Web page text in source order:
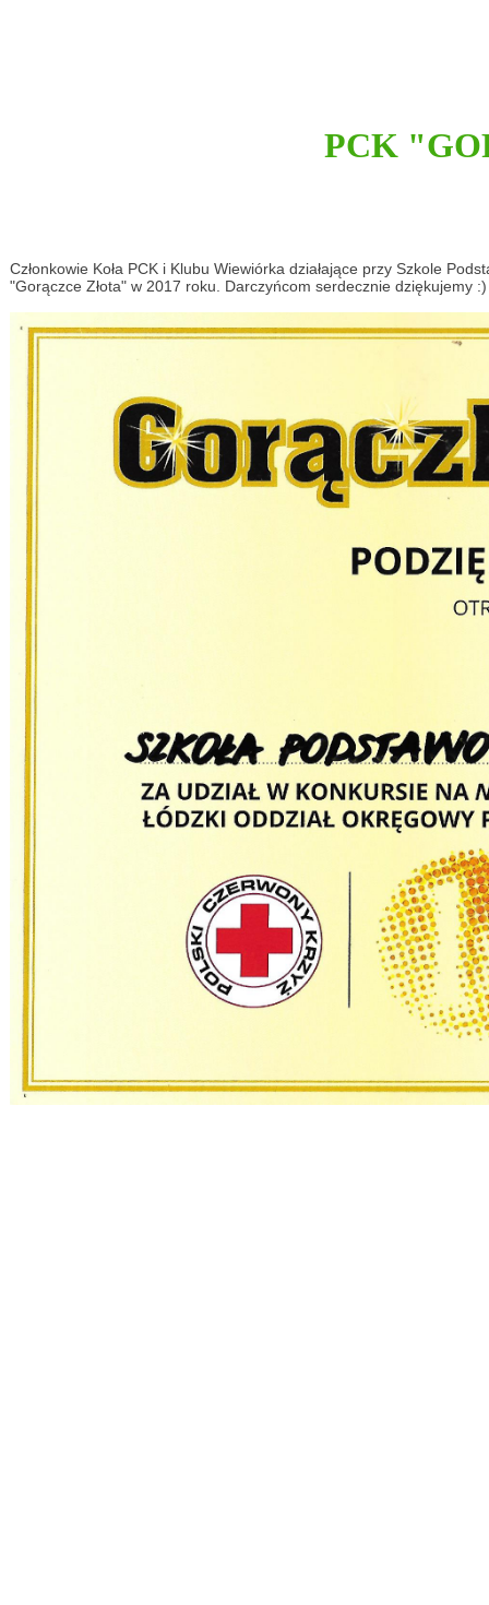
Członkowie Koła PCK i Klubu Wiewiórka działające przy Szkole
"Gorączce Złota" w 2017 roku. Darczyńcom serdecznie dziękujemy
PCK